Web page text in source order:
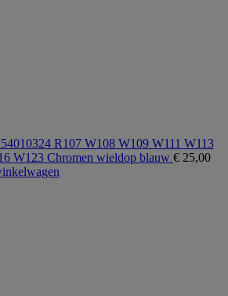
R107 W108 W109 W111 W113
W123 Chromen wieldop blauw € 25,00